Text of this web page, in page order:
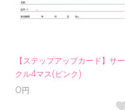
【ステップアップカード】サー
クル4マス(ピンク)
0円